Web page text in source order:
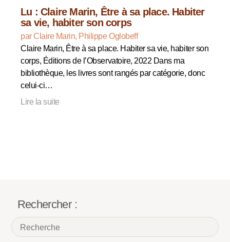
Lu : Claire Marin, Être à sa place. Habiter
sa vie, habiter son corps
par Claire Marin, Philippe Oglobeff
Claire Marin, Être à sa place. Habiter sa vie, habiter son
corps, Éditions de l’Observatoire, 2022 Dans ma
bibliothèque, les livres sont rangés par catégorie, donc
celui-ci…
Lire la suite
Rechercher :